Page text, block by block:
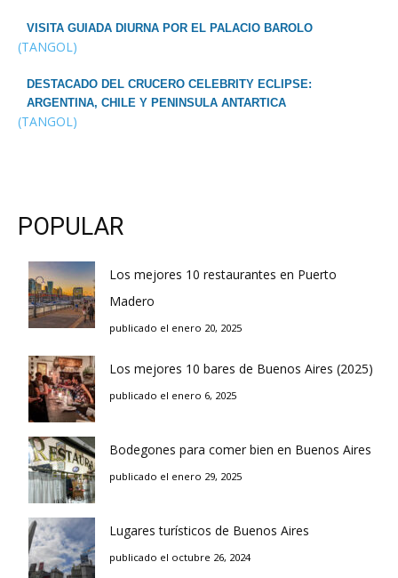
VISITA GUIADA DIURNA POR EL PALACIO BAROLO
(TANGOL)
DESTACADO DEL CRUCERO CELEBRITY ECLIPSE:
ARGENTINA, CHILE Y PENINSULA ANTARTICA
(TANGOL)
POPULAR
Los mejores 10 restaurantes en Puerto
Madero
publicado el enero 20, 2025
Los mejores 10 bares de Buenos Aires (2025)
publicado el enero 6, 2025
Bodegones para comer bien en Buenos Aires
publicado el enero 29, 2025
Lugares turísticos de Buenos Aires
publicado el octubre 26, 2024